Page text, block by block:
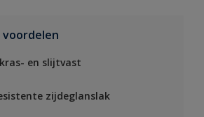
en slijtvast
zijdeglanslak